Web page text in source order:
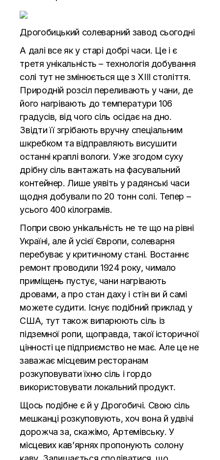
Дрогобицький солеварний завод сьогодні
А далі все як у старі добрі часи. Це і є
третя унікальність – технологія добування
солі тут не змінюється ще з XIII століття.
Природній розсіл переливають у чани, де
його нагрівають до температури 106
градусів, від чого сіль осідає на дно.
Звідти її згрібають вручну спеціальним
шкребком та відправляють висушити
останні краплі вологи. Уже згодом суху
дрібну сіль вантажать на фасувальний
контейнер. Лише уявіть у радянські часи
щодня добували по 20 тонн солі. Тепер –
усього 400 кілограмів.
Попри свою унікальність не те що на рівні
Україні, але й усієї Європи, солеварня
перебуває у критичному стані. Востаннє
ремонт проводили 1924 року, чимало
приміщень пустує, чани нагрівають
дровами, а про стан даху і стін ви й самі
можете судити. Існує подібний приклад у
США, тут також випарюють сіль із
підземної ропи, щоправда, такої історичної
цінності це підприємство не має. Але це не
заважає місцевим ресторанам
розкуповувати їхню сіль і гордо
використовувати локальний продукт.
Щось подібне є й у Дрогобичі. Свою сіль
мешканці розкуповують, хоч вона й удвічі
дорожча за, скажімо, Артемівську. У
місцевих кав’ярнях пропонують солону